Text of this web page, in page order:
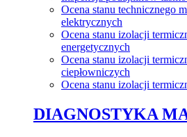
Ocena stanu technicznego
elektrycznych
Ocena stanu izolacji
energetycznych
Ocena stanu izolacji
ciepłowniczych
Ocena stanu izolacji
DIAGNOSTYKA